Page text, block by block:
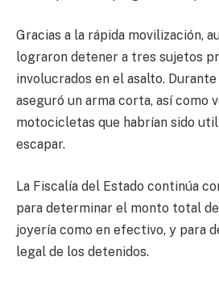
Gracias a la rápida movilización,
lograron detener a tres sujetos
involucrados en el asalto.
aseguró un arma corta, así como
motocicletas que habrían sido
escapar.
La Fiscalía del Estado continúa
para determinar el monto total
joyería como en efectivo, y para
legal de los detenidos.